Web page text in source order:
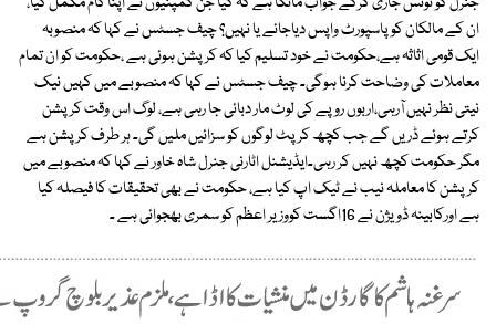
ان کے مالکان کو پاسپورٹ واپس دیاجائے یا نہیں؟ چیف جسٹس نے کہا کہ منصوبہ
ایک قومی اثاثہ ہے،حکومت نے خود تسلیم کیا کہ کرپشن ہوئی ہے ،حکومت کو ان تمام
معاملات کی وضاحت کرنا ہوگی۔ چیف جسٹس نے کہا کہ منصوبے میں کہیں نیک
نیتی نظر نہیں آرہی،اربوں روپے کی لوٹ مار دبائی جا رہی ہے، لوگ اس وقت کرپشن
کرتے ہوئے ڈریں گے جب کچھ کرپٹ لوگوں کو سزائیں ملیں گی۔ ہر طرف کرپشن ہے
مگر حکومت کچھ نہیں کر رہی۔ایڈیشنل اٹارنی جنرل شاہ خاور نے کہا کہ منصوبے میں
کرپشن کا معاملہ نیب نے ٹیک اپ کیا ہے، حکومت نے بھی تحقیقات کا فیصلہ کیا
ہے اورکابینہ ڈویژن نے 16اگست کووزیر اعظم کو سمری بھجوائی ہے ۔